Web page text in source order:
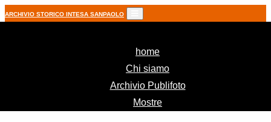
ARCHIVIO STORICO INTESA SANPAOLO
home(current)
Chi siamo
Archivio Publifoto
Mostre